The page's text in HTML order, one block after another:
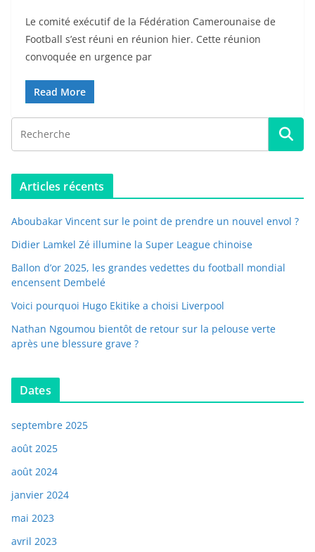
Le comité exécutif de la Fédération Camerounaise de
Football s’est réuni en réunion hier. Cette réunion
convoquée en urgence par
Read More
Articles récents
Aboubakar Vincent sur le point de prendre un nouvel envol ?
Didier Lamkel Zé illumine la Super League chinoise
Ballon d’or 2025, les grandes vedettes du football mondial
encensent Dembelé
Voici pourquoi Hugo Ekitike a choisi Liverpool
Nathan Ngoumou bientôt de retour sur la pelouse verte
après une blessure grave ?
Dates
septembre 2025
août 2025
août 2024
janvier 2024
mai 2023
avril 2023